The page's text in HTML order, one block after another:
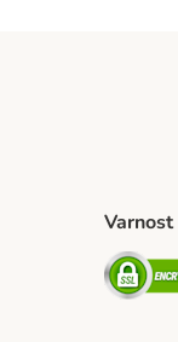
Varnost